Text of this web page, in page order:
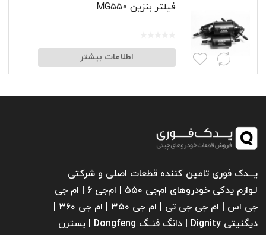
فیلتر بنزین MG550
اطلاعات بیشتر
یـــدک فوری تامین کننده قطعات اصلی و شرکتی
لـوازم یدکی خودروهای ام‌جی ۵۵۰ | ام‌جی ۶ | ام جی
دیگنیتی Dignity | دانگ فنــگ Dongfeng | بسترن